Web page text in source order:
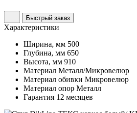
Быстрый заказ
Характеристики
Ширина, мм 500
Глубина, мм 650
Высота, мм 910
Материал Металл/Микровелюр
Материал обивки Микровелюр
Материал опор Металл
Гарантия 12 месяцев